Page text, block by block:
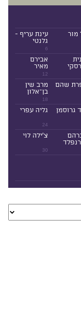
מור
6
עינת עריף -
גלנטי
12
אבירם
מאיר
שהם
18
מרב שין
בן־אלון
גרוסמן
24
גליה עפרי
30
צ'ילה לוי